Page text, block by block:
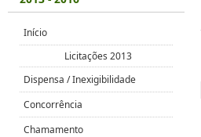
Início
Licitações 2013
Dispensa / Inexigibilidade
Concorrência
Chamamento